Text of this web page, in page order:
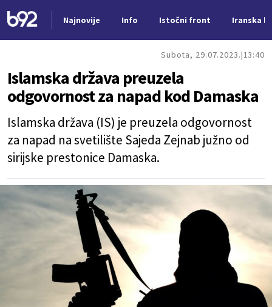
Najnovije Info Istočni front Iranska
Subota, 29.07.2023. 13:40
Islamska država preuzela
odgovornost za napad kod Damaska
Islamska država (IS) je preuzela odgovornost
za napad na svetilište Sajeda Zejnab južno od
sirijske prestonice Damaska.